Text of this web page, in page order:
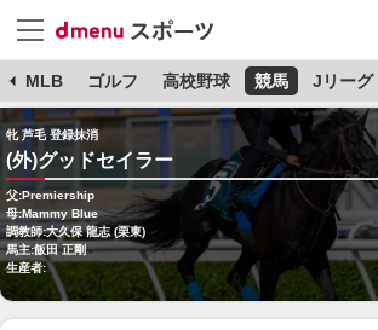
MLB ゴルフ 高校野球 競馬 Jリーグ
牝 芦毛 登録抹消
(外)グッドセイラー
父:Premiership
母:Mammy Blue
調教師:大久保 龍志 (栗東)
馬主:飯田 正剛
生産者: